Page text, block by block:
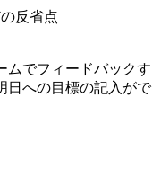
反省点
でフィードバック
への目標の記入がで